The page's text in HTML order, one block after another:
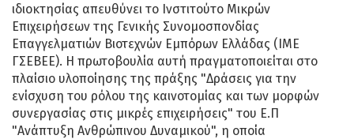
ιδιοκτησίας απευθύνει το Ινστιτούτο Μικρών
Επιχειρήσεων της Γενικής Συνομοσπονδίας
Επαγγελματιών Βιοτεχνών Εμπόρων Ελλάδας (ΙΜΕ
ΓΣΕΒΕΕ). Η πρωτοβουλία αυτή πραγματοποιείται στο
πλαίσιο υλοποίησης της πράξης "Δράσεις για την
ενίσχυση του ρόλου της καινοτομίας και των μορφών
συνεργασίας στις μικρές επιχειρήσεις" του Ε.Π
"Ανάπτυξη Ανθρώπινου Δυναμικού", η οποία